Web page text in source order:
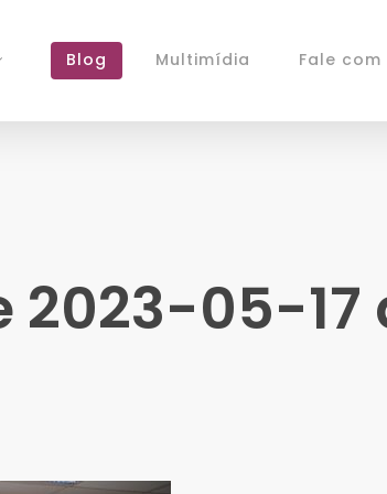
Blog Multimídia Fale com
05-17